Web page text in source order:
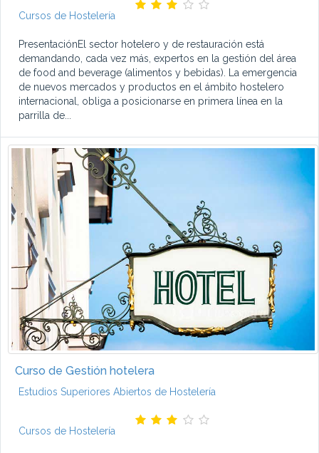
Cursos de Hostelería
PresentaciónEl sector hotelero y de restauración está
demandando, cada vez más, expertos en la gestión del área
de food and beverage (alimentos y bebidas). La emergencia
de nuevos mercados y productos en el ámbito hostelero
internacional, obliga a posicionarse en primera línea en la
parrilla de...
Curso de Gestión hotelera
Estudios Superiores Abiertos de Hostelería
Cursos de Hostelería